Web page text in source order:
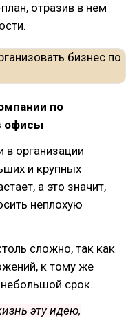
отразив в нем
по
офисы
организации
и крупных
а это значит,
неплохую
сложно, так как
к тому же
срок.
эту идею,